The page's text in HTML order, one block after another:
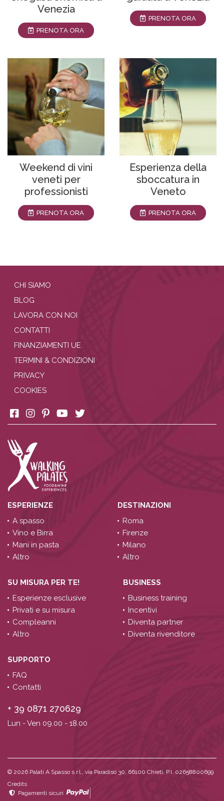
Venezia
PRENOTA ORA
PRENOTA ORA
Weekend di vini
veneti per
professionisti
PRENOTA ORA
Esperienza della
sboccatura in
Veneto
PRENOTA ORA
CHI SIAMO
BLOG
LAVORA CON NOI
CONTATTI
FINANZIAMENTI UE
TERMINI & CONDIZIONI
PRIVACY
COOKIES
ESPERIENZE
A spasso
Vino e Birra
Mani in pasta
Altro
DESTINAZIONI
Roma
Firenze
Milano
Altro
SU MISURA PER TE!
Esperienze esclusive
Privati e su misura
Compleanni
Altro
BUSINESS
Business training
Incentivi
Diventa partner
Diventa rivenditore
SUPPORTO
FAQ
Contatti
+ 39 0871 270629
Lun - Ven 09.00 - 18.00
© 2026 Palati A Spasso s.r.l., via Paradiso 30, 66100 Chieti, P.I. 02658800699
Credits
Pagamenti sicuri